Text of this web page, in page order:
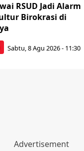
RSUD Jadi Alarm
Birokrasi di
Sabtu, 8 Agu 2026 - 11:30